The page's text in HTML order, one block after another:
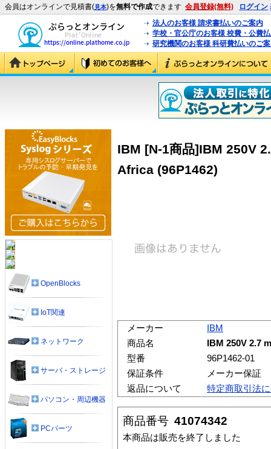
会員はオンラインで見積書(見本)を無料で作成できます 会員登録(無料) ログイン
法人のお客様 請求書払いのご案内
学校・官公庁のお客様 校費・公費
研究機関のお客様 科研費払いのご
IBM [N-1商品]IBM 250V
Africa (96P1462)
メーカー
IBM
商品名
IBM 250V 2.7
型番
96P1462-01
保証条件
メーカー保証
返品について
特定商取引法
商品番号 41074342
本商品は販売を終了しました
OpenBlocks
IoT関連
ネットワーク
サーバ・ストレージ
パソコン・周辺機器
PCパーツ